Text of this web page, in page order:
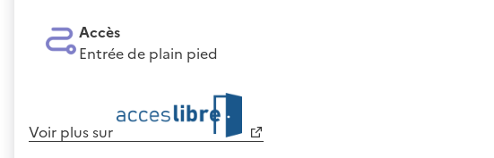
Accès
Entrée de plain pied
Voir plus sur